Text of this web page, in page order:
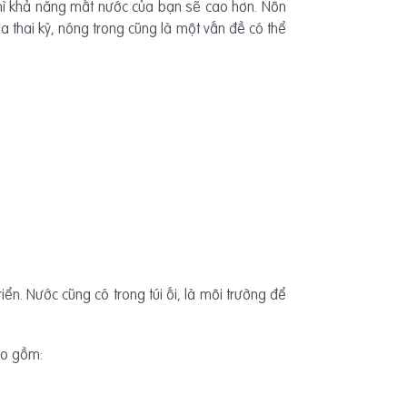
năng mất nước của bạn sẽ cao hơn. Nôn
thai kỳ, nóng trong cũng là một vấn đề có thể
Nước cũng có trong túi ối, là môi trường để
gồm: